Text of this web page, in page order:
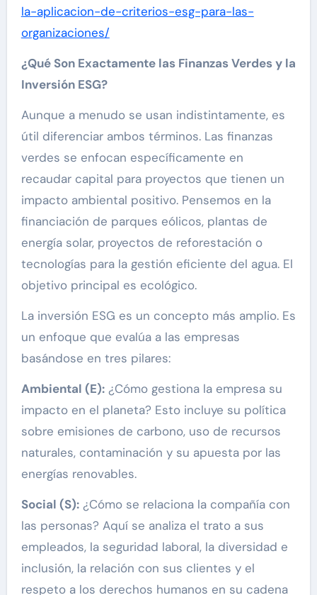
la-aplicacion-de-criterios-esg-para-las-
organizaciones/
¿Qué Son Exactamente las Finanzas Verdes y la
Inversión ESG?
Aunque a menudo se usan indistintamente, es
útil diferenciar ambos términos. Las finanzas
verdes se enfocan específicamente en
recaudar capital para proyectos que tienen un
impacto ambiental positivo. Pensemos en la
financiación de parques eólicos, plantas de
energía solar, proyectos de reforestación o
tecnologías para la gestión eficiente del agua. El
objetivo principal es ecológico.
La inversión ESG es un concepto más amplio. Es
un enfoque que evalúa a las empresas
basándose en tres pilares:
Ambiental (E):¿Cómo gestiona la empresa su
impacto en el planeta? Esto incluye su política
sobre emisiones de carbono, uso de recursos
naturales, contaminación y su apuesta por las
energías renovables.
Social (S):¿Cómo se relaciona la compañía con
las personas? Aquí se analiza el trato a sus
empleados, la seguridad laboral, la diversidad e
inclusión, la relación con sus clientes y el
respeto a los derechos humanos en su cadena